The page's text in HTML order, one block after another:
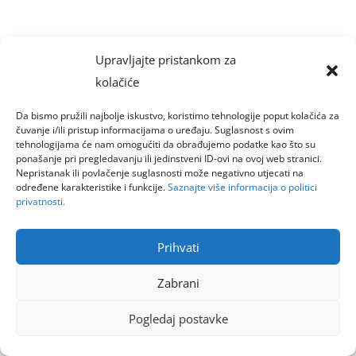
Upravljajte pristankom za
kolačiće
Da bismo pružili najbolje iskustvo, koristimo tehnologije poput kolačića za
čuvanje i/ili pristup informacijama o uređaju. Suglasnost s ovim
tehnologijama će nam omogućiti da obrađujemo podatke kao što su
ponašanje pri pregledavanju ili jedinstveni ID-ovi na ovoj web stranici.
Nepristanak ili povlačenje suglasnosti može negativno utjecati na
određene karakteristike i funkcije.Saznajte više informacija o politici
privatnosti.
Prihvati
Zabrani
Pogledaj postavke